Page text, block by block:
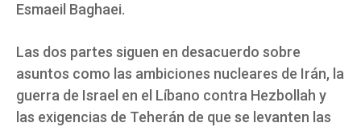
Esmaeil Baghaei.
Las dos partes siguen en desacuerdo sobre
asuntos como las ambiciones nucleares de Irán, la
guerra de Israel en el Líbano contra Hezbollah y
las exigencias de Teherán de que se levanten las